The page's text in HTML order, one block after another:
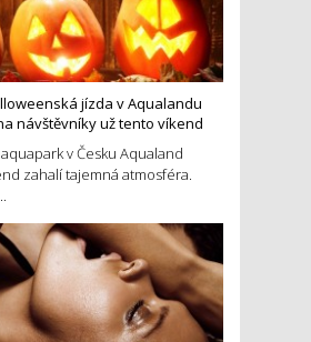
jízda v Aqualandu
návštěvníky už tento víkend
v Česku Aqualand
zahalí tajemná atmosféra.